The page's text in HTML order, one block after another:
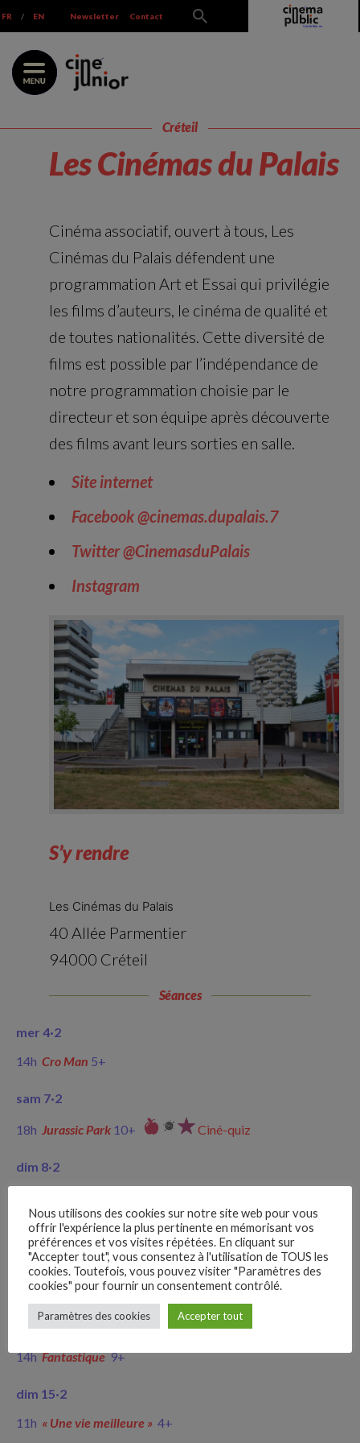
to
content
FR / EN Newsletter Contact
Follow Us
Créteil
Les Cinémas du Palais
Cinéma associatif, ouvert à tous, Les
Cinémas du Palais défendent une
programmation Art et Essai qui privilégie
les films d’auteurs, le cinéma de qualité et
de toutes nationalités. Cette diversité de
films est possible par l’indépendance de
notre programmation choisie par le
directeur et son équipe après découverte
des films avant leurs sorties en salle.
Site internet
Facebook@cinemas.dupalais.7
Twitter@CinemasduPalais
Instagram
S’y rendre
Les Cinémas du Palais
40 Allée Parmentier
94000 Créteil
Séances
mer 4·2
14h Cro Man 5+
sam 7·2
18h Jurassic Park 10+ Ciné-quiz
dim 8·2
mer 11 ·2
10h30Une vie meilleure4+
14hSOS Fantômes10+
sam 14·2
14hFantastique9+
dim 15·2
11h « Une vie meilleure » 4+
Nous utilisons des cookies sur notre site web pour vous
offrir l'expérience la plus pertinente en mémorisant vos
préférences et vos visites répétées. En cliquant sur
"Accepter tout", vous consentez à l'utilisation de TOUS les
cookies. Toutefois, vous pouvez visiter "Paramètres des
cookies" pour fournir un consentement contrôlé.
Paramètres des cookies Accepter tout